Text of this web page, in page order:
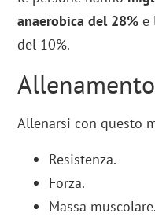
anaerobica del 28% e
del 10%.
Allenarsi con questo
Resistenza.
Forza.
Massa muscolare.